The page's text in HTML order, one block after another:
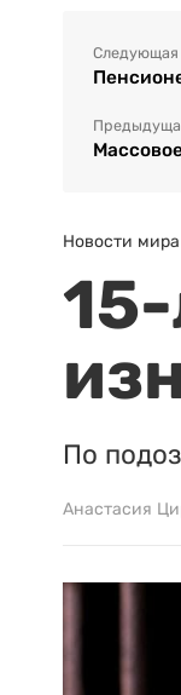
Следующая
Новости мира
По
Анастасия